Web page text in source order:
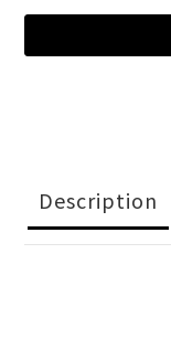
Description